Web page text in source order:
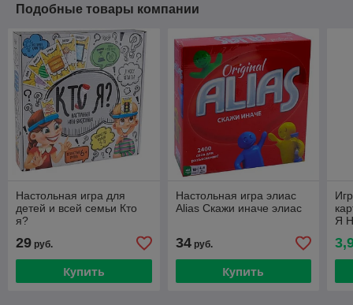
Подобные товары компании
Настольная игра для
детей и всей семьи Кто
я?
29 руб.
Купить
Настольная игра элиас
Alias Скажи иначе элиас
34руб.
Купить
Я